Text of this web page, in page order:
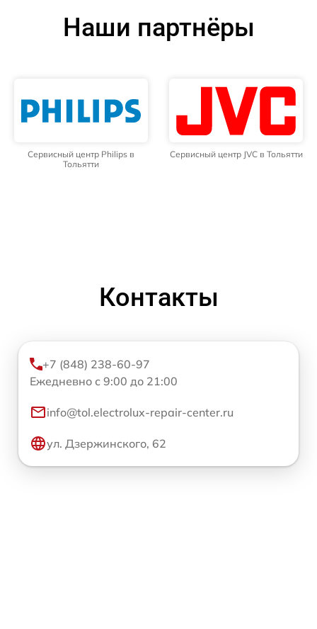
Наши партнёры
Сервисный центр Philips в
Тольятти
Сервисный центр JVC в Тольятти
Контакты
+7 (848) 238-60-97
Ежедневно с 9:00 до 21:00
info@tol.electrolux-repair-center.ru
ул. Дзержинского, 62